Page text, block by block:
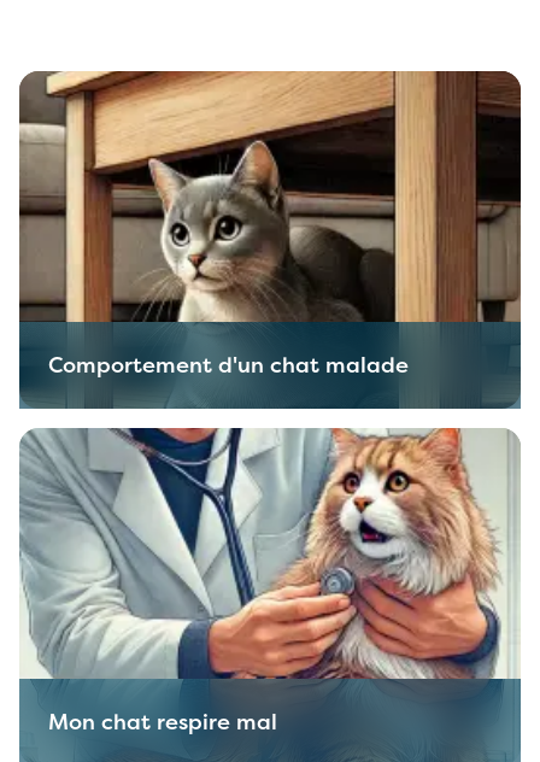
Comportement d'un chat malade
Mon chat respire mal